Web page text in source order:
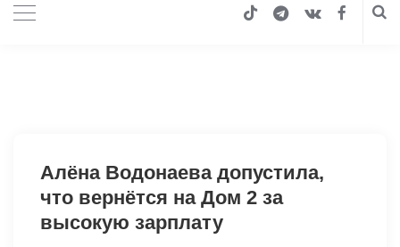
Алёна Водонаева допустила,
что вернётся на Дом 2 за
высокую зарплату